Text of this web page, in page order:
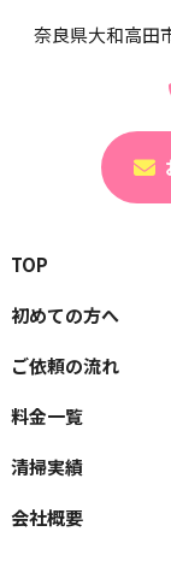
奈良県大和高田
TOP
初めての方へ
ご依頼の流れ
料金一覧
清掃実績
会社概要